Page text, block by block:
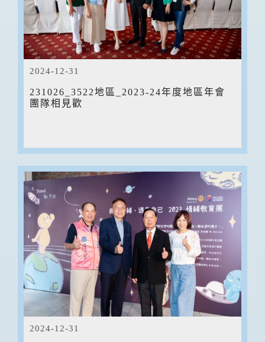
2024-12-31
231026_3522地區_2023-24年度地區年會
團隊相見歡
2024-12-31